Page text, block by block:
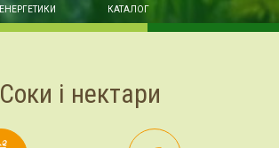
ЕНЕРГЕТИКИ КАТАЛОГ
Соки і нектари